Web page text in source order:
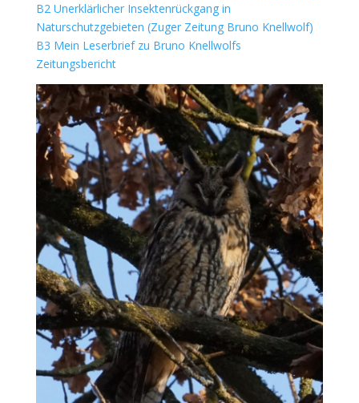
B2 Unerklärlicher Insektenrückgang in
Naturschutzgebieten (Zuger Zeitung Bruno Knellwolf)
B3 Mein Leserbrief zu Bruno Knellwolfs
Zeitungsbericht